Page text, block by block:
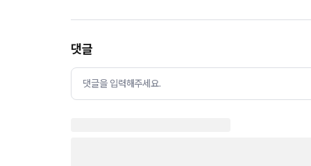
댓글
댓글을 입력해주세요.